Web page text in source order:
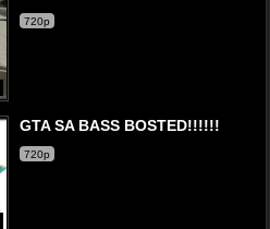
720p
GTA SA BASS BOSTED!!!!!!
720p